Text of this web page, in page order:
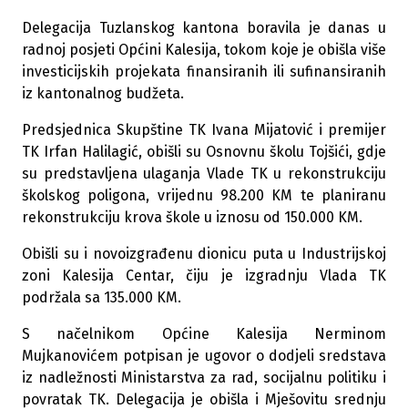
Delegacija Tuzlanskog kantona boravila je danas u
radnoj posjeti Općini Kalesija, tokom koje je obišla više
investicijskih projekata finansiranih ili sufinansiranih
iz kantonalnog budžeta.
Predsjednica Skupštine TK Ivana Mijatović i premijer
TK Irfan Halilagić, obišli su Osnovnu školu Tojšići, gdje
su predstavljena ulaganja Vlade TK u rekonstrukciju
školskog poligona, vrijednu 98.200 KM te planiranu
rekonstrukciju krova škole u iznosu od 150.000 KM.
Obišli su i novoizgrađenu dionicu puta u Industrijskoj
zoni Kalesija Centar, čiju je izgradnju Vlada TK
podržala sa 135.000 KM.
S načelnikom Općine Kalesija Nerminom
Mujkanovićem potpisan je ugovor o dodjeli sredstava
iz nadležnosti Ministarstva za rad, socijalnu politiku i
povratak TK. Delegacija je obišla i Mješovitu srednju